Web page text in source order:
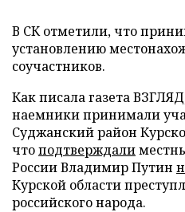
В СК отметили, что
установлению
соучастников.
Как писала газета
наемники принимали
Суджанский район
чтоподтверждали
России Владимир Путин
Курской области
российского народа.